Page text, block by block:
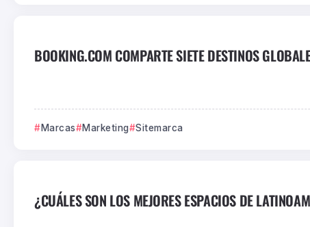
BOOKING.COM COMPARTE SIETE DESTINOS
Marcas Marketing Sitemarca
¿CUÁLES SON LOS MEJORES ESPACIOS DE